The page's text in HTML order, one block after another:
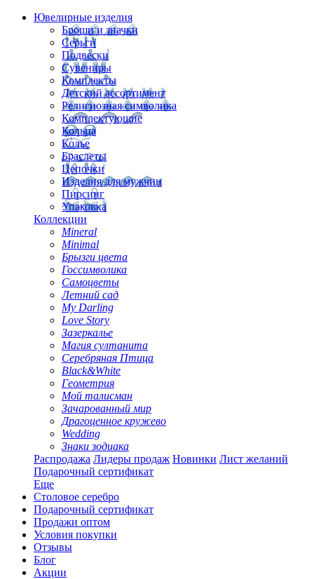
Ювелирные изделия
Броши и значки
Серьги
Подвески
Сувениры
Комплекты
Детский ассортимент
Религиозная символика
Комплектующие
Кольца
Колье
Браслеты
Цепочки
Изделия для мужчин
Пирсинг
Упаковка
Коллекции
Mineral
Minimal
Брызги цвета
Госсимволика
Самоцветы
Летний сад
My Darling
Love Story
Зазеркалье
Магия султанита
Серебряная Птица
Black&White
Геометрия
Мой талисман
Зачарованный мир
Драгоценное кружево
Wedding
Знаки зодиака
Распродажа Лидеры продаж Новинки Лист желаний
Подарочный сертификат
Еще
Столовое серебро
Подарочный сертификат
Продажи оптом
Условия покупки
Отзывы
Блог
Акции